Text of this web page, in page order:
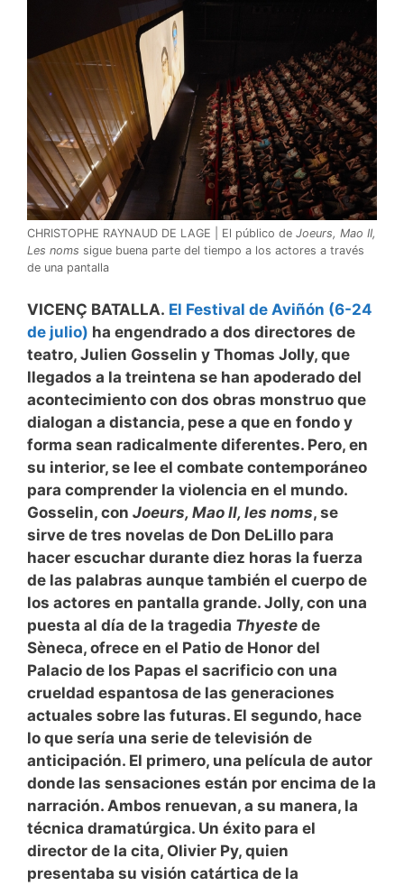
CHRISTOPHE RAYNAUD DE LAGE | El público de Joeurs, Mao II,
Les noms sigue buena parte del tiempo a los actores a través
de una pantalla
VICENÇ BATALLA. El Festival de Aviñón (6-24
de julio) ha engendrado a dos directores de
teatro, Julien Gosselin y Thomas Jolly, que
llegados a la treintena se han apoderado del
acontecimiento con dos obras monstruo que
dialogan a distancia, pese a que en fondo y
forma sean radicalmente diferentes. Pero, en
su interior, se lee el combate contemporáneo
para comprender la violencia en el mundo.
Gosselin, con Joeurs, Mao II, les noms, se
sirve de tres novelas de Don DeLillo para
hacer escuchar durante diez horas la fuerza
de las palabras aunque también el cuerpo de
los actores en pantalla grande. Jolly, con una
puesta al día de la tragedia Thyeste de
Sèneca, ofrece en el Patio de Honor del
Palacio de los Papas el sacrificio con una
crueldad espantosa de las generaciones
actuales sobre las futuras. El segundo, hace
lo que sería una serie de televisión de
anticipación. El primero, una película de autor
donde las sensaciones están por encima de la
narración. Ambos renuevan, a su manera, la
técnica dramatúrgica. Un éxito para el
director de la cita, Olivier Py, quien
presentaba su visión catártica de la